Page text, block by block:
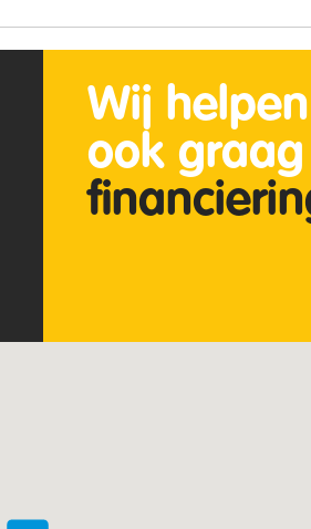
Wij
ook